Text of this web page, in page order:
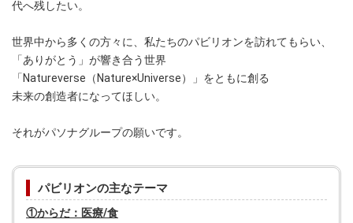
代へ残したい。
世界中から多くの方々に、私たちのパビリオンを訪れてもらい、
「ありがとう」が響き合う世界
「Natureverse（Nature×Universe）」をともに創る
未来の創造者になってほしい。
それがパソナグループの願いです。
パビリオンの主なテーマ
①からだ：医療/食